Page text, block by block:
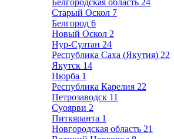
Белгородская область 24
Старый Оскол 7
Белгород 6
Новый Оскол 2
Нур-Султан 24
Республика Саха (Якутия) 22
Якутск 14
Нюрба 1
Республика Карелия 22
Петрозаводск 11
Суоярви 2
Питкяранта 1
Новгородская область 21